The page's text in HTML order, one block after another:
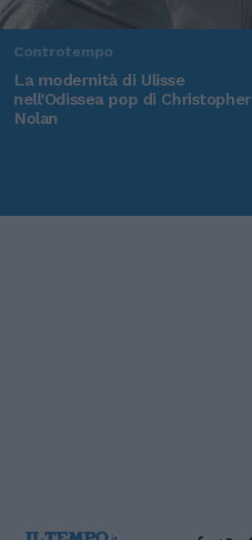
Controtempo
La modernità di Ulisse
nell'Odissea pop di Christopher
Nolan